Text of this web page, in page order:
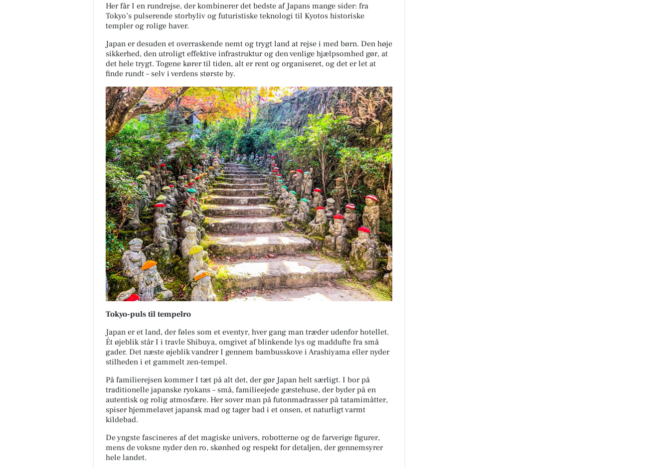
Her får I en rundrejse, der kombinerer det bedste af Japans mange sider: fra
Tokyo’s pulserende storbyliv og futuristiske teknologi til Kyotos historiske
templer og rolige haver.
Japan er desuden et overraskende nemt og trygt land at rejse i med børn. Den høje
sikkerhed, den utroligt effektive infrastruktur og den venlige hjælpsomhed gør, at
det hele trygt. Togene kører til tiden, alt er rent og organiseret, og det er let at
finde rundt – selv i verdens største by.
Tokyo-puls til tempelro
Japan er et land, der føles som et eventyr, hver gang man træder udenfor hotellet.
Ét øjeblik står I i travle Shibuya, omgivet af blinkende lys og maddufte fra små
gader. Det næste øjeblik vandrer I gennem bambusskove i Arashiyama eller nyder
stilheden i et gammelt zen-tempel.
På familierejsen kommer I tæt på alt det, der gør Japan helt særligt. I bor på
traditionelle japanske ryokans – små, familieejede gæstehuse, der byder på en
autentisk og rolig atmosfære. Her sover man på futonmadrasser på tatamimåtter,
spiser hjemmelavet japansk mad og tager bad i et onsen, et naturligt varmt
kildebad.
De yngste fascineres af det magiske univers, robotterne og de farverige figurer,
mens de voksne nyder den ro, skønhed og respekt for detaljen, der gennemsyrer
hele landet.